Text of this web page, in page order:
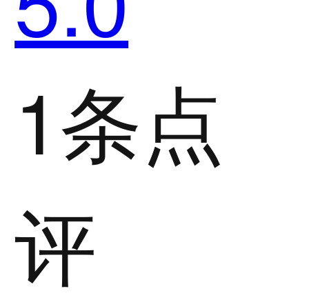
1条点
评